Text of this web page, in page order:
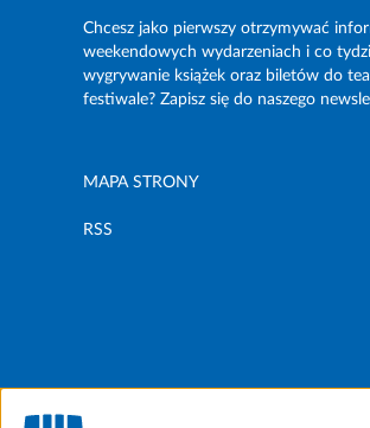
Chcesz jako pierwszy otrzymywać
weekendowych wydarzeniach i co
wygrywanie książek oraz biletów do
festiwale? Zapisz się do naszego
MAPA STRONY
RSS